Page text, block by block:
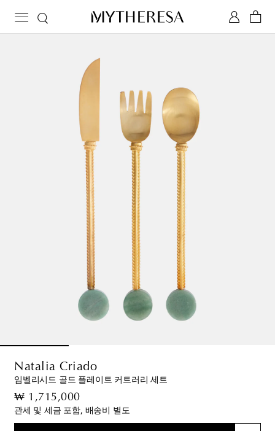
Natalia Criado
임벨리시드 골드 플레이트 커트러리 세트
₩ 1,715,000original price
관세 및 세금 포함, 배송비 별도